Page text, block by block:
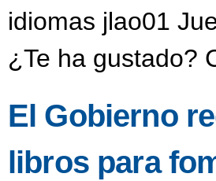
idiomas jlao01
¿Te ha gustado?
El Gobierno
libros para